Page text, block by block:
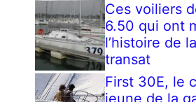
Ces voiliers
6.50 qui ont
l’histoire de
transat
First 30E, le